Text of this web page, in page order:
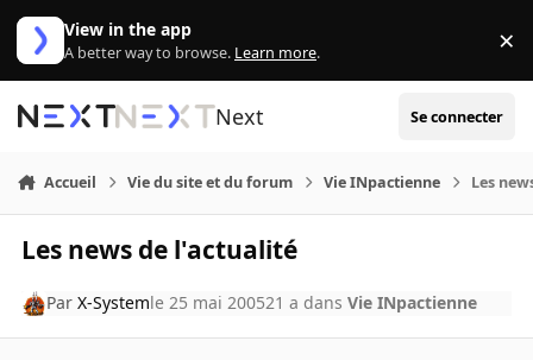
Aller au contenu
View in the app
A better way to browse. Learn more. ×
Next Se connecter
Accueil Vie du site et du forum Vie INpactienne Les
Les news de l'actualité
ParX-Systemle 25 mai 200521 a dansVie INpactienne